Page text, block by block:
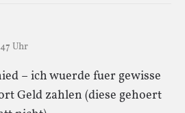
Uhr
– ich wuerde fuer gewisse
Geld zahlen (diese gehoert